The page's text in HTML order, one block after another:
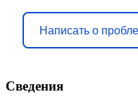
Написать о
Сведения